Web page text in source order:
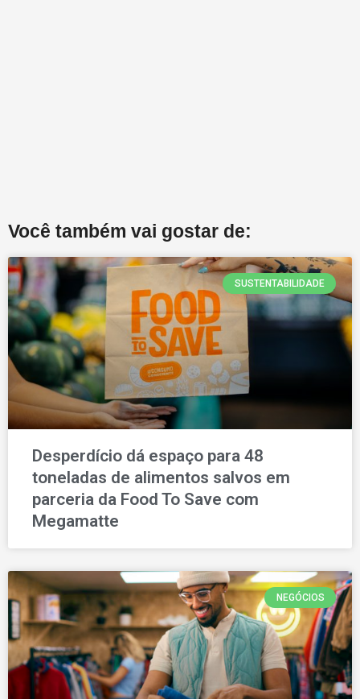
Você também vai gostar de:
SUSTENTABILIDADE
Desperdício dá espaço para 48
toneladas de alimentos salvos em
parceria da Food To Save com
Megamatte
NEGÓCIOS